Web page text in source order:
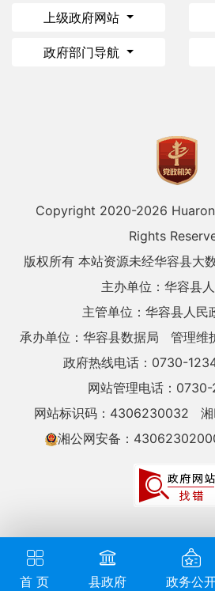
首 页 县政府 政务公
上级政府网站
政府部门导航
Copyright 2020-2026
Rights
版权所有 本站资源未经华容县大
主办单位：华容县
主管单位：华容县人民
承办单位：华容县数据局
管理维
政府热线电话：0730-
网站管理电话：
网站标识码：4306230032
湘公网安备：